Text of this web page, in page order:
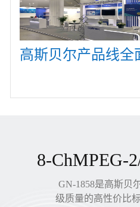
8-ChMPEG-
GN-1858是高斯贝
级质量的高性价比